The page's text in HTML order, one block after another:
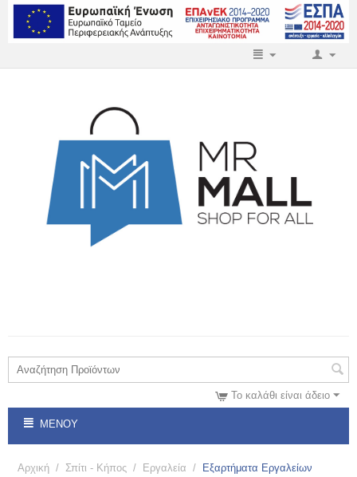
Το καλάθι είναι άδειο
ΜΕΝΟΎ
Αρχική / Σπίτι - Κήπος / Εργαλεία / Εξαρτήματα Εργαλείων